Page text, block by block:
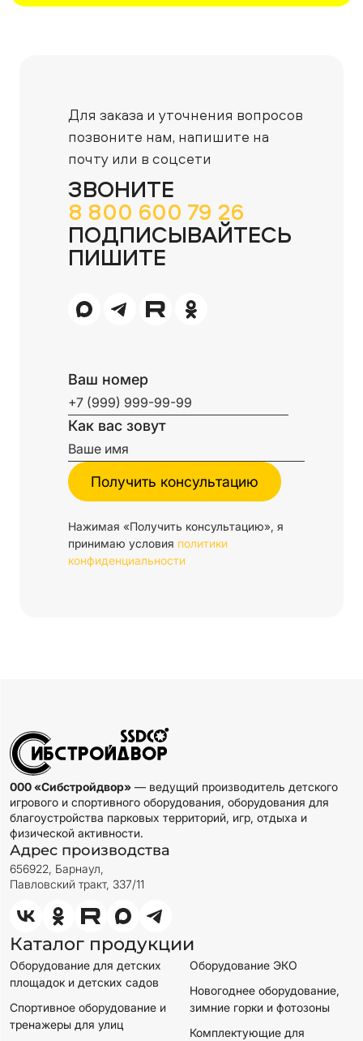
Для заказа и уточнения вопросов
позвоните нам, напишите на
почту или в соцсети
ЗВОНИТЕ
8 800 600 79 26
ПОДПИСЫВАЙТЕСЬ
ПИШИТЕ
Ваш номер
Как вас зовут
Нажимая «Получить консультацию», я
принимаю условия политики
конфиденциальности
000 «Сибстройдвор» — ведущий производитель детского
игрового и спортивного оборудования, оборудования для
благоустройства парковых территорий, игр, отдыха и
физической активности.
Адрес производства
656922, Барнаул,
Павловский тракт, 337/11
Каталог продукции
Оборудование для детских
площадок и детских садов
Спортивное оборудование и
тренажеры для улиц
Оборудование ЭКО
Новогоднее оборудование,
зимние горки и фотозоны
Комплектующие для